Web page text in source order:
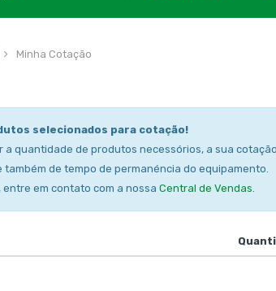
Minha Cotação
selecionados para cotação!
a quantidade de produtos necessórios, a sua
de tempo de permanéncia do equipamento.
em contato com a nossa Central de Vendas.